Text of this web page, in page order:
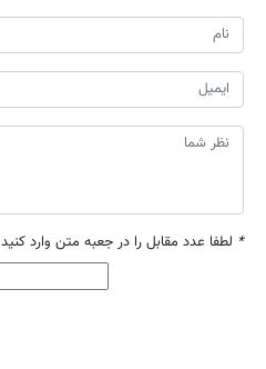
* لطفا عدد مقابل را در جعبه متن وارد کنید